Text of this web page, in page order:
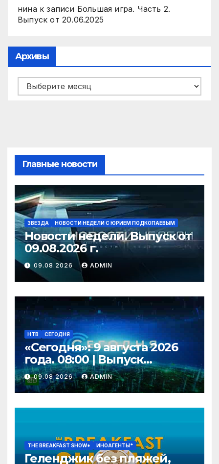
нинак записи Большая игра. Часть 2.
Выпуск от 20.06.2025
Архивы
Архивы
Главные новости
ЗВЕЗДА НОВОСТИ НЕДЕЛИ С ЮРИЕМ ПОДКОПАЕВЫМ
Новости недели. Выпуск от
09.08.2026 г.
09.08.2026 ADMIN
НТВ СЕГОДНЯ
«Сегодня»: 9 августа 2026
года. 08:00 | Выпуск
новостей | Новости НТВ
09.08.2026 ADMIN
THE BREAKFAST SHOW* ИНОАГЕНТЫ*
Геленджик без пляжей,